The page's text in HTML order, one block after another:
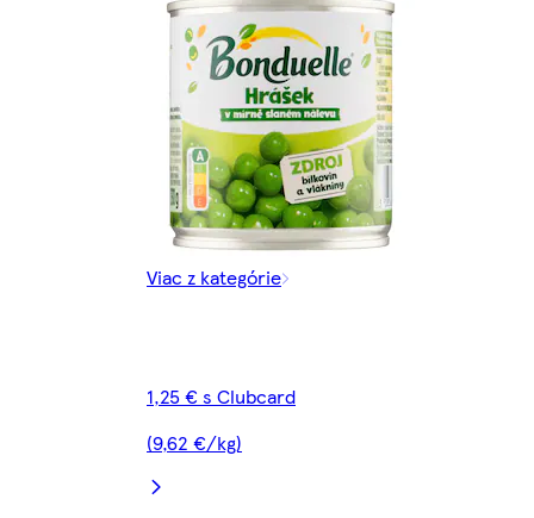
Viac z kategórie
1,25 € s Clubcard
(9,62 €/kg)